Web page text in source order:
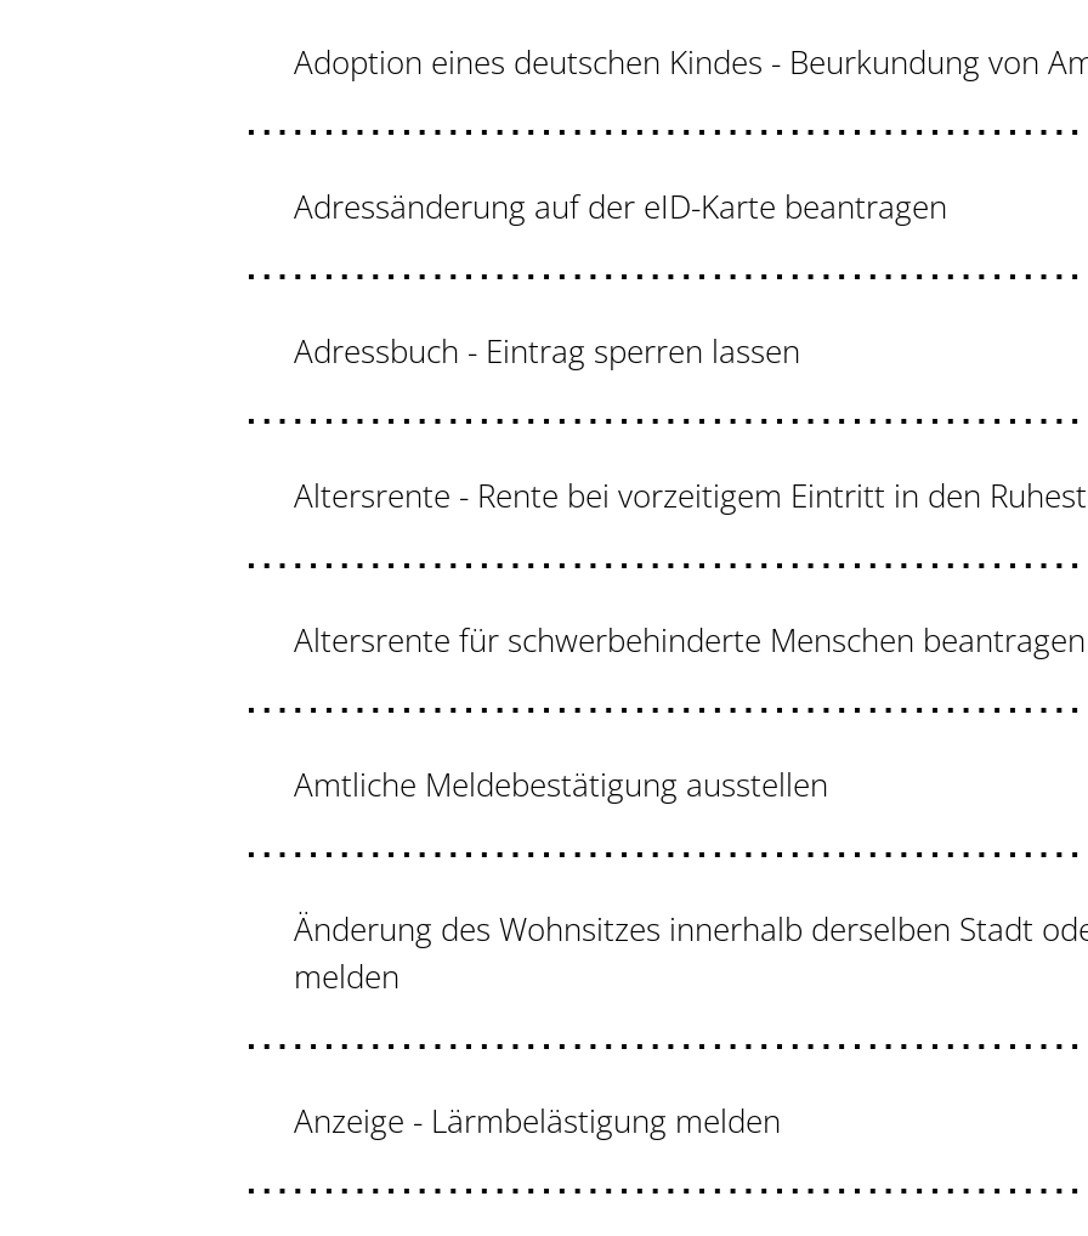
Adoption eines deutschen Kindes - Beurkundung von
Adressänderung auf der eID-Karte beantragen
Adressbuch - Eintrag sperren lassen
Altersrente - Rente bei vorzeitigem Eintritt in den
Altersrente für schwerbehinderte Menschen beantragen
Amtliche Meldebestätigung ausstellen
Änderung des Wohnsitzes innerhalb derselben Stadt
melden
Anzeige - Lärmbelästigung melden